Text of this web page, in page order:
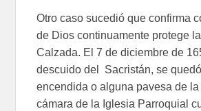
Otro caso sucedió que confirma
de Dios continuamente protege
Calzada. El 7 de diciembre de
descuido del Sacristán, se
encendida o alguna pavesa de
cámara de la Iglesia Parroquial